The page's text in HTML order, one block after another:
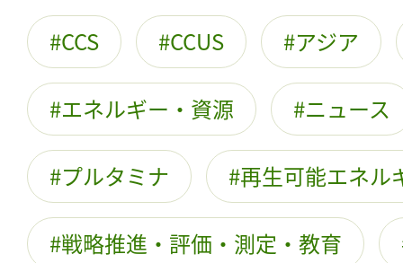
CCS CCUS アジア
エネルギー・資源 ニュース
プルタミナ 再生可能エネル
戦略推進・評価・測定・教育